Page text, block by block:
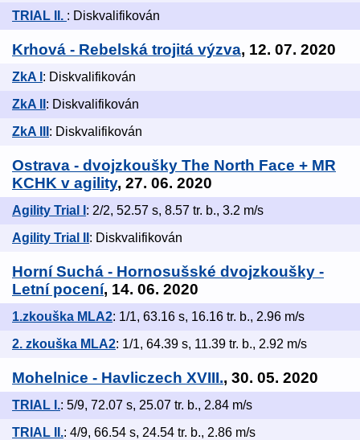
TRIAL II. : Diskvalifikován
Krhová - Rebelská trojitá výzva, 12. 07. 2020
ZkA I : Diskvalifikován
ZkA II : Diskvalifikován
ZkA III : Diskvalifikován
Ostrava - dvojzkoušky The North Face + MR
KCHK v agility, 27. 06. 2020
Agility Trial I : 2/2, 52.57 s, 8.57 tr. b., 3.2 m/s
Agility Trial II : Diskvalifikován
Horní Suchá - Hornosušské dvojzkoušky -
Letní pocení, 14. 06. 2020
1.zkouška MLA2: 1/1, 63.16 s, 16.16 tr. b., 2.96 m/s
2. zkouška MLA2: 1/1, 64.39 s, 11.39 tr. b., 2.92 m/s
Mohelnice - Havliczech XVIII., 30. 05. 2020
TRIAL I.: 5/9, 72.07 s, 25.07 tr. b., 2.84 m/s
TRIAL II.: 4/9, 66.54 s, 24.54 tr. b., 2.86 m/s